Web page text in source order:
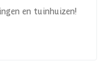
en tuinhuizen!